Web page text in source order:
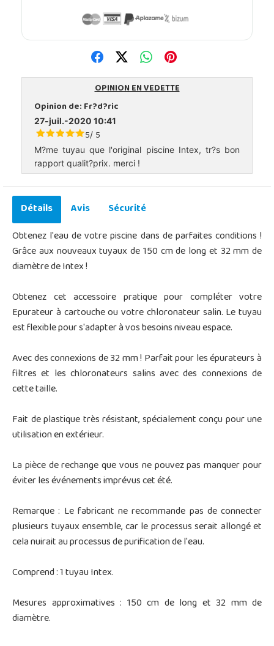
OPINION EN VEDETTE
Opinion de:Fr?d?ric
27-juil.-2020 10:41
5/ 5
M?me tuyau que l'original piscine Intex, tr?s bon
rapport qualit?prix. merci !
Détails Avis
Sécurité
Obtenez l'eau de votre piscine dans de parfaites conditions !
Grâce aux nouveaux tuyaux de 150 cm de long et 32 mm de
diamètre de Intex !
Obtenez cet accessoire pratique pour compléter votre
Epurateur à cartouche ou votre chloronateur salin. Le tuyau
est flexible pour s'adapter à vos besoins niveau espace.
Avec des connexions de 32 mm ! Parfait pour les épurateurs à
filtres et les chloronateurs salins avec des connexions de
cette taille.
Fait de plastique très résistant, spécialement conçu pour une
utilisation en extérieur.
La pièce de rechange que vous ne pouvez pas manquer pour
éviter les événements imprévus cet été.
Remarque : Le fabricant ne recommande pas de connecter
plusieurs tuyaux ensemble, car le processus serait allongé et
cela nuirait au processus de purification de l'eau.
Comprend : 1 tuyau Intex.
Mesures approximatives : 150 cm de long et 32 mm de
diamètre.